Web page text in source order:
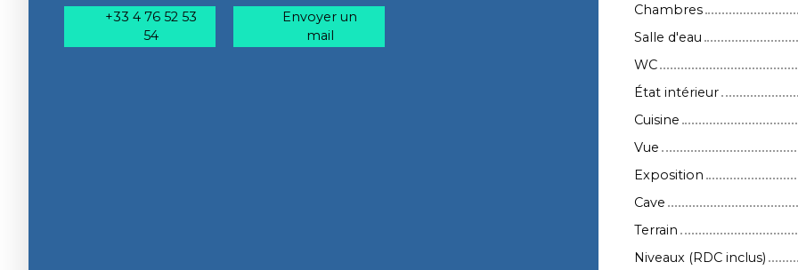
+33 4 76 52 53
54
Envoyer un
mail
Chambres
Salle d'eau
WC
État intérieur
Cuisine
Vue
Exposition
Cave
Terrain
Niveaux (RDC inclus)